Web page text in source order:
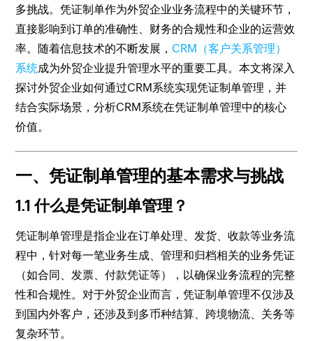
多挑战。凭证制单作为外贸企业业务流程中的关键环节，
直接影响到订单的准确性、财务的合规性和企业的运营效
率。随着信息技术的不断发展， CRM（客户关系管理）
系统成为外贸企业提升管理水平的重要工具。本文将深入
探讨外贸企业如何通过CRM系统实现凭证制单管理，并
结合实际场景，分析CRM系统在凭证制单管理中的核心
价值。
一、凭证制单管理的基本需求与挑战
1.1 什么是凭证制单管理？
凭证制单管理是指企业在订单处理、发货、收款等业务流
程中，针对每一笔业务生成、管理和归档相关的业务凭证
（如合同、发票、付款凭证等），以确保业务流程的完整
性和合规性。对于外贸企业而言，凭证制单管理不仅涉及
到国内外客户，还涉及到多币种结算、跨境物流、关务等
复杂环节。